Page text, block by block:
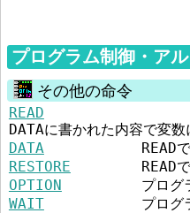
プログラム制御・ア
その他の命令
READ
DATAに書かれた内容で変
DATA
READ
RESTORE
READ
OPTION
プログ
WAIT
プログ